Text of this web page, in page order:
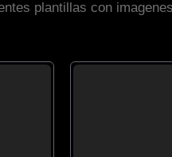
plantillas con